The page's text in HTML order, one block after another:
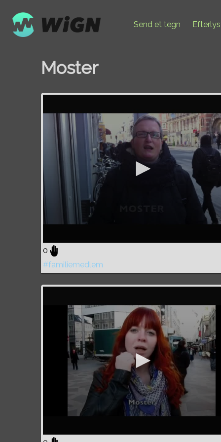
Send et tegn
Moster
0
#familiemedlem